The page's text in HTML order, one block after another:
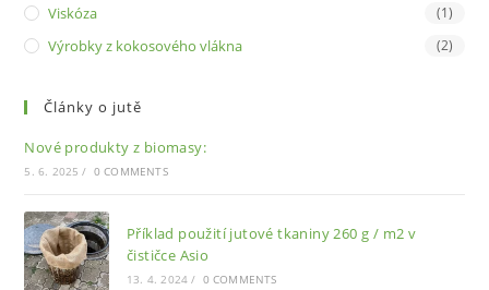
Viskóza (1)
Výrobky z kokosového vlákna (2)
Články o jutě
Nové produkty z biomasy:
5. 6. 2025 / 0 COMMENTS
Příklad použití jutové tkaniny 260 g / m2 v
čističce Asio
13. 4. 2024 / 0 COMMENTS